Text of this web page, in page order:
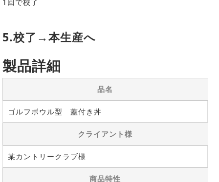
1回で校了
5.校了→本生産へ
製品詳細
品名
ゴルフボウル型 蓋付き丼
クライアント様
某カントリークラブ様
商品特性